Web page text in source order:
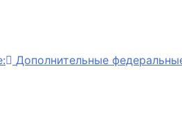
Дополнительные